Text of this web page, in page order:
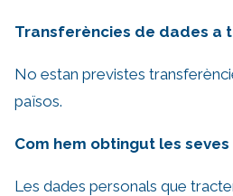
Transferències de dades a
No estan previstes
països.
Com hem obtingut les
Les dades personals que